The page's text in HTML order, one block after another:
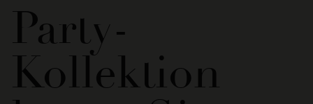
Party-
Kollektion –